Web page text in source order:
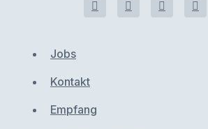
Jobs
Kontakt
Empfang